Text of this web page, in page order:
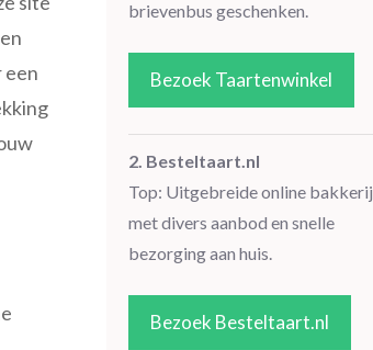
een
brievenbus geschenken.
Bezoek Taartenwinkel
2. Besteltaart.nl
Top: Uitgebreide online bakkerij
met divers aanbod en snelle
bezorging aan huis.
Bezoek Besteltaart.nl